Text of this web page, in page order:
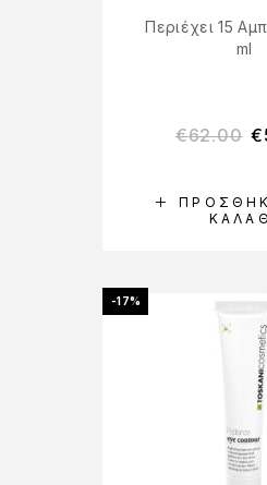
Περιέχει 15
ml
€62.00 €
-17%